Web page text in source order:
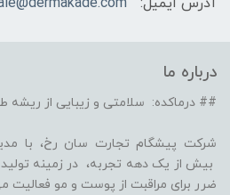
درباره ما
## درماکده: سلامتی و زیبایی از ریشه
شرکت پیشگام تجارت سان رخ، با
بیش از یک دهه تجربه، در زمینه
ضرر برای مراقبت از پوست و مو فعالیت